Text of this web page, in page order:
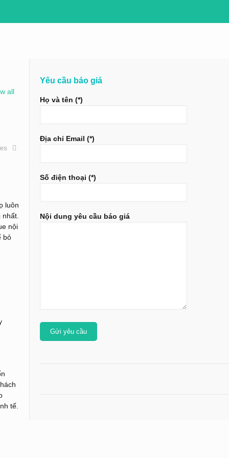
all
luôn
nội
bỏ
tế.
Yêu cầu báo giá
Họ và tên (*)
Địa chỉ Email (*)
Số điện thoại (*)
Nội dung yêu cầu báo giá